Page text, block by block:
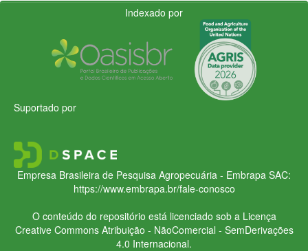
Indexado por
Suportado por
Empresa Brasileira de Pesquisa Agropecuária - Embrapa SAC:
https://www.embrapa.br/fale-conosco
O conteúdo do repositório está licenciado sob a Licença
Creative CommonsAtribuição - NãoComercial - SemDerivações
4.0 Internacional.